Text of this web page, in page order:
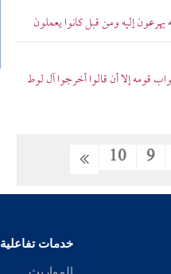
إليه ومن قبل كانوا يعملون
قومه إلا أن قالوا أخرجوا آل لوط
9
10
خدمات تفاعلية